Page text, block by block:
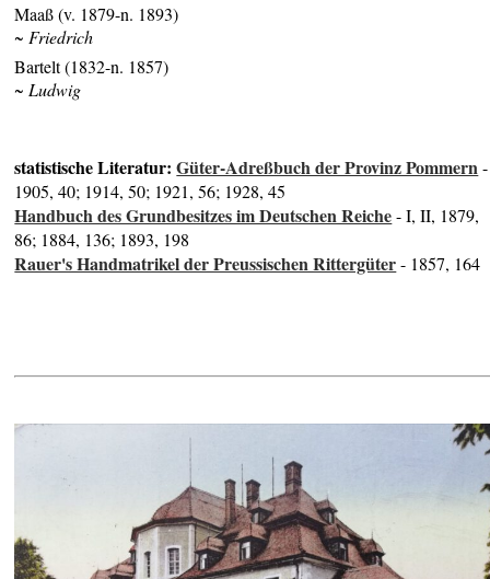
Maaß (v. 1879-n. 1893)
~ Friedrich
Bartelt (1832-n. 1857)
~ Ludwig
statistische Literatur:Güter-Adreßbuch der Provinz Pommern-
1905, 40; 1914, 50; 1921, 56; 1928, 45
Handbuch des Grundbesitzes im Deutschen Reiche- I, II, 1879,
86; 1884, 136; 1893, 198
Rauer's Handmatrikel der Preussischen Rittergüter- 1857, 164